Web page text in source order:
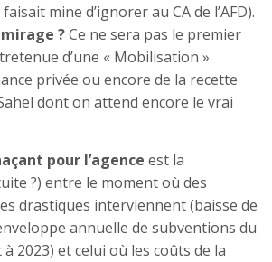
mine d’ignorer au CA de l’AFD).
?Ce ne sera pas le premier
d’une « Mobilisation »
privée ou encore de la recette
dont on attend encore le vrai
pour l’agence est la
?) entre le moment où des
drastiques interviennent (baisse de
annuelle de subventions du
2023) et celui où les coûts de la